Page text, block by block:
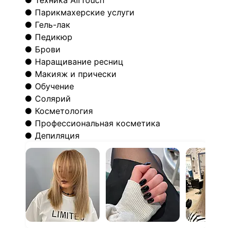
● Парикмахерские услуги
● Гель-лак
● Педикюр
● Брови
● Наращивание ресниц
● Макияж и прически
● Обучение
● Солярий
● Косметология
● Профессиональная косметика
● Депиляция